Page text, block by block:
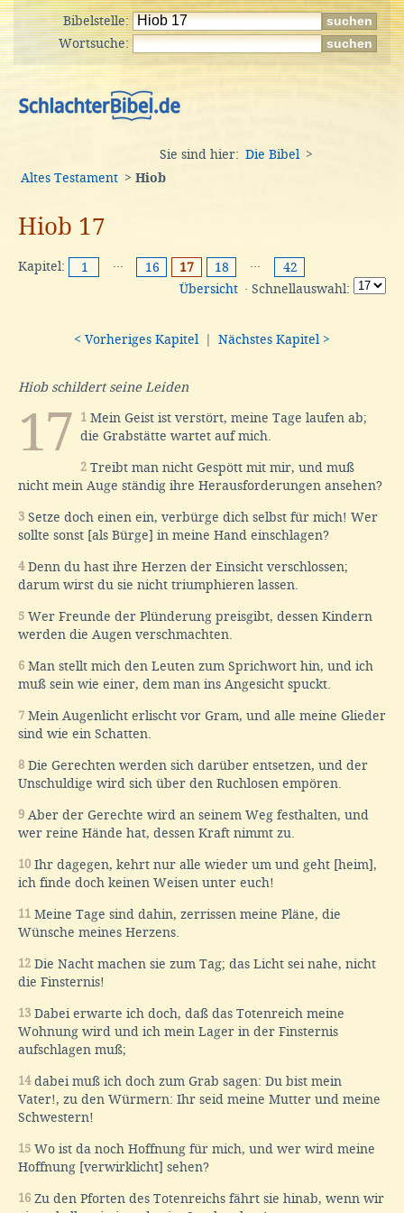
Bibelstelle:
Wortsuche:
Sie sind hier: Die Bibel
>
Altes Testament > Hiob
Hiob 17
Kapitel: 1 ··· 16 17 18 ···
42
Übersicht · Schnellauswahl:
< Vorheriges Kapitel Nächstes Kapitel >
Hiob schildert seine Leiden
17 1 Mein Geist ist verstört, meine Tage laufen ab;
die Grabstätte wartet auf mich.
2 Treibt man nicht Gespött mit mir, und muß
nicht mein Auge ständig ihre Herausforderungen ansehen?
3 Setze doch einen ein, verbürge dich selbst für mich! Wer
sollte sonst [als Bürge] in meine Hand einschlagen?
4Denn du hast ihre Herzen der Einsicht verschlossen;
darum wirst du sie nicht triumphieren lassen.
5 Wer Freunde der Plünderung preisgibt, dessen Kindern
werden die Augen verschmachten.
6 Man stellt mich den Leuten zum Sprichwort hin, und ich
muß sein wie einer, dem man ins Angesicht spuckt.
7 Mein Augenlicht erlischt vor Gram, und alle meine Glieder
sind wie ein Schatten.
8 Die Gerechten werden sich darüber entsetzen, und der
Unschuldige wird sich über den Ruchlosen empören.
9 Aber der Gerechte wird an seinem Weg festhalten, und
wer reine Hände hat, dessen Kraft nimmt zu.
10 Ihr dagegen, kehrt nur alle wieder um und geht [heim],
ich finde doch keinen Weisen unter euch!
11 Meine Tage sind dahin, zerrissen meine Pläne, die
Wünsche meines Herzens.
12 Die Nacht machen sie zum Tag; das Licht sei nahe, nicht
die Finsternis!
13 Dabei erwarte ich doch, daß das Totenreich meine
Wohnung wird und ich mein Lager in der Finsternis
aufschlagen muß;
14dabei muß ich doch zum Grab sagen: Du bist mein
Vater!, zu den Würmern: Ihr seid meine Mutter und meine
Schwestern!
15 Wo ist da noch Hoffnung für mich, und wer wird meine
Hoffnung [verwirklicht] sehen?
16 Zu den Pforten des Totenreichs fährt sie hinab, wenn wir